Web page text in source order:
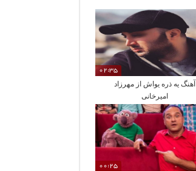
02:35
آهنگ یه ذره یواش از مهرزاد
امیرخانی
00:25